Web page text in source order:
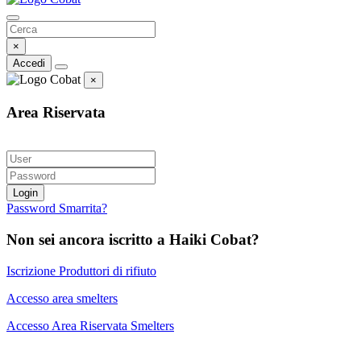
×
Accedi
×
Area Riservata
Login
Password Smarrita?
Non sei ancora iscritto a Haiki Cobat?
Iscrizione Produttori di rifiuto
Accesso area smelters
Accesso Area Riservata Smelters